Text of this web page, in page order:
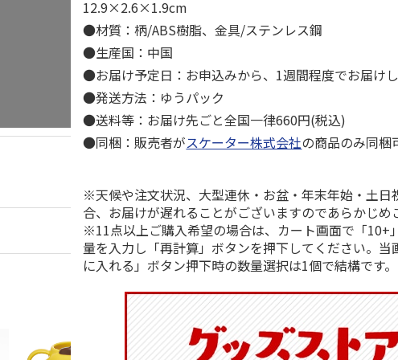
12.9×2.6×1.9cm
●材質：柄/ABS樹脂、金具/ステンレス鋼
●生産国：中国
●お届け予定日：お申込みから、1週間程度でお届け
●発送方法：ゆうパック
●送料等：お届け先ごと全国一律660円(税込)
●同梱：販売者がスケーター株式会社の商品のみ同梱
※天候や注文状況、大型連休・お盆・年末年始・土日
合、お届けが遅れることがございますのであらかじめ
※11点以上ご購入希望の場合は、カート画面で「10+
量を入力し「再計算」ボタンを押下してください。当
に入れる」ボタン押下時の数量選択は1個で結構です。